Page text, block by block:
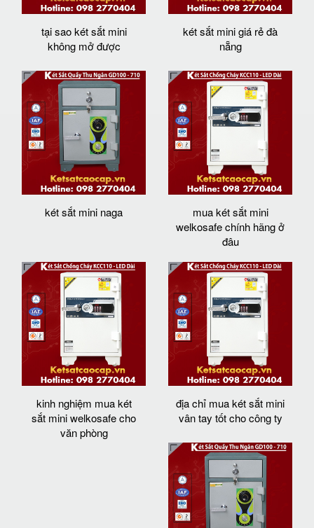
tại sao két sắt mini
không mở được
két sắt mini giá rẻ đà
nẵng
két sắt mini naga
mua két sắt mini
welkosafe chính hãng ở
đâu
kinh nghiệm mua két
sắt mini welkosafe cho
văn phòng
địa chỉ mua két sắt mini
vân tay tốt cho công ty